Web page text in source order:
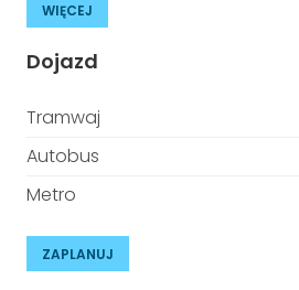
WIĘCEJ
Dojazd
Tramwaj
Autobus
Metro
ZAPLANUJ